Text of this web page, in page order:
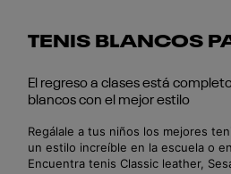
TENIS BLANCOS
El regreso a clases está
blancos con el mejor estilo
Regálale a tus niños los mejores
un estilo increíble en la escuela o
Encuentra tenis Classic leather,